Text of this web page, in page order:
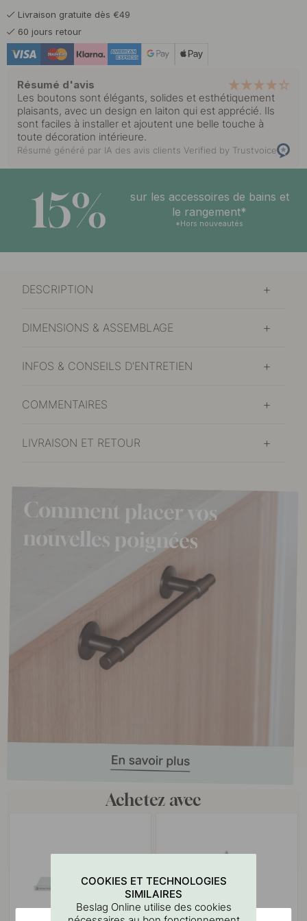
Livraison gratuite dès €49
60 jours retour
Résumé d'avis
Les boutons sont élégants, solides et esthétiquement
plaisants, avec un design en laiton qui est apprécié. Ils
sont faciles à installer et ajoutent une belle touche à
toute décoration intérieure.
Résumé généré par IA des avis clients Verified by Trustvoice
15%
sur les accessoires de bains et
le rangement*
*Hors nouveautés
DESCRIPTION
DIMENSIONS & ASSEMBLAGE
INFOS & CONSEILS D'ENTRETIEN
COMMENTAIRES
LIVRAISON ET RETOUR
Achetez avec
COOKIES ET TECHNOLOGIES
SIMILAIRES
Beslag Online utilise des cookies